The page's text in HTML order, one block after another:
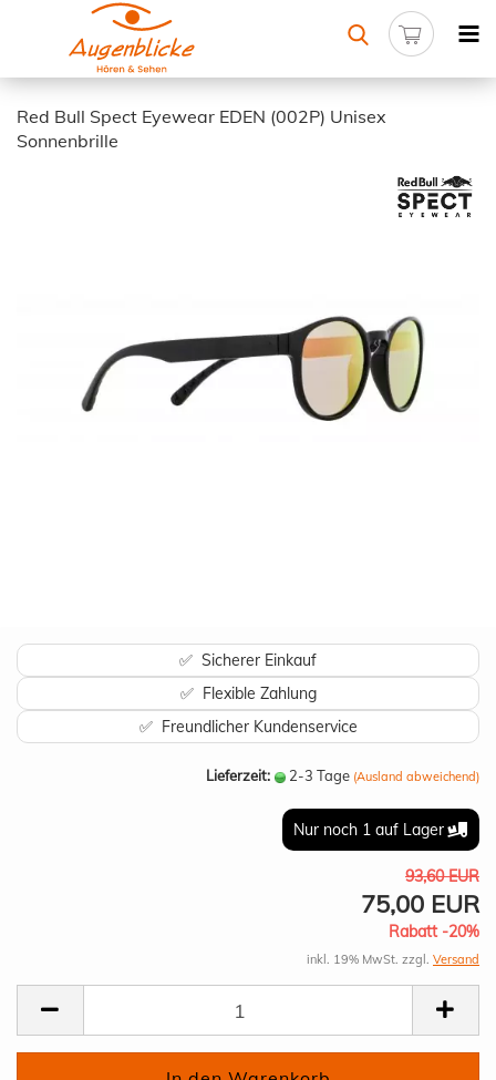
Red Bull Spect Eyewear EDEN (002P) Unisex
Sonnenbrille
✅ Sicherer Einkauf
✅ Flexible Zahlung
✅ Freundlicher Kundenservice
Lieferzeit: 2-3 Tage (Ausland abweichend)
Nur noch 1 auf Lager
93,60 EUR
75,00 EUR
Rabatt -20%
inkl. 19% MwSt. zzgl. Versand